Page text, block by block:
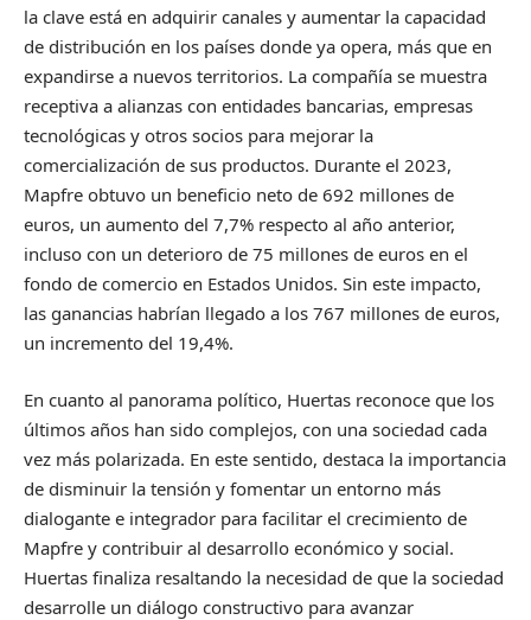
la clave está en adquirir canales y aumentar la capacidad
de distribución en los países donde ya opera, más que en
expandirse a nuevos territorios. La compañía se muestra
receptiva a alianzas con entidades bancarias, empresas
tecnológicas y otros socios para mejorar la
comercialización de sus productos. Durante el 2023,
Mapfre obtuvo un beneficio neto de 692 millones de
euros, un aumento del 7,7% respecto al año anterior,
incluso con un deterioro de 75 millones de euros en el
fondo de comercio en Estados Unidos. Sin este impacto,
las ganancias habrían llegado a los 767 millones de euros,
un incremento del 19,4%.
En cuanto al panorama político, Huertas reconoce que los
últimos años han sido complejos, con una sociedad cada
vez más polarizada. En este sentido, destaca la importancia
de disminuir la tensión y fomentar un entorno más
dialogante e integrador para facilitar el crecimiento de
Mapfre y contribuir al desarrollo económico y social.
Huertas finaliza resaltando la necesidad de que la sociedad
desarrolle un diálogo constructivo para avanzar